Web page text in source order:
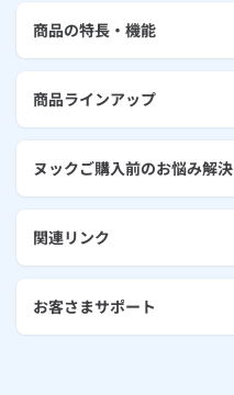
ルームエアコン
エコキュート
ハウスクリーニング
商品の特長・機能
商品ラインアップ
ヌックご購入前のお悩み解決
関連リンク
お客さまサポート